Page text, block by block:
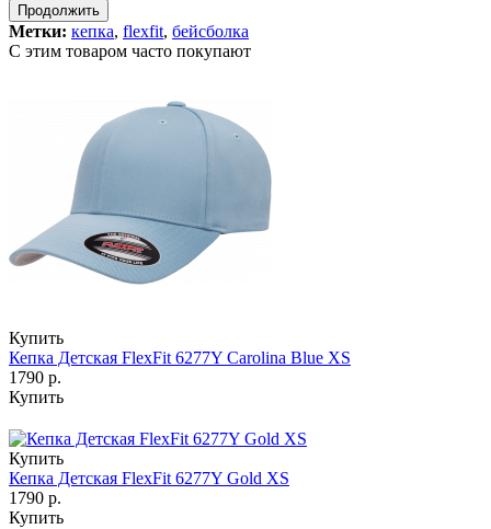
Продолжить
Метки: кепка, flexfit, бейсболка
С этим товаром часто покупают
Купить
Кепка Детская FlexFit 6277Y Carolina Blue XS
1790 р.
Купить
Купить
Кепка Детская FlexFit 6277Y Gold XS
1790 р.
Купить